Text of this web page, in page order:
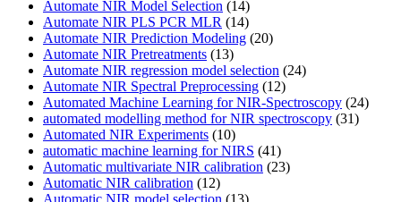
Automate NIR Model Selection (14)
Automate NIR PLS PCR MLR (14)
Automate NIR Prediction Modeling (20)
Automate NIR Pretreatments (13)
Automate NIR regression model selection (24)
Automate NIR Spectral Preprocessing (12)
Automated Machine Learning for NIR-Spectroscopy (24)
automated modelling method for NIR spectroscopy (31)
Automated NIR Experiments (10)
automatic machine learning for NIRS (41)
Automatic multivariate NIR calibration (23)
Automatic NIR calibration (12)
Automatic NIR model selection (13)